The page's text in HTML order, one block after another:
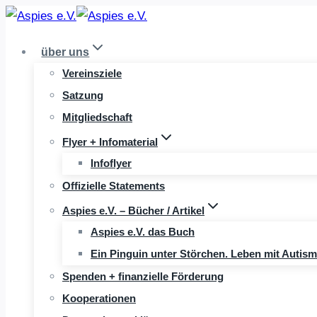
Zum
springenüber uns
Vereinsziele
Satzung
Mitgliedschaft
Flyer + Infomaterial
Infoflyer
Offizielle Statements
Aspies e.V. – Bücher / Artikel
Aspies e.V. das Buch
Ein Pinguin unter Störchen. Leben mit
Spenden + finanzielle Förderung
Kooperationen